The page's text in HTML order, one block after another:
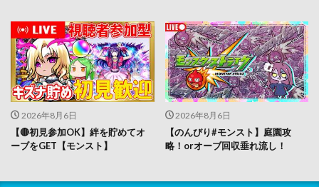
2026年8月6日
【🔴初見参加OK】絆を貯めてオ
ーブをGET【モンスト】
2026年8月6日
【のんびり#モンスト】庭園攻
略！orオーブ回収垂れ流し！